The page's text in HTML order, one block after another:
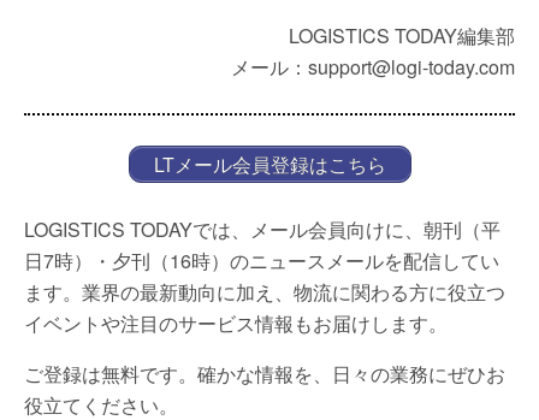
LOGISTICS TODAY編集部
メール：support@logi-today.com
LTメール会員登録はこちら
LOGISTICS TODAYでは、メール会員向けに、朝刊（平
日7時）・夕刊（16時）のニュースメールを配信してい
ます。業界の最新動向に加え、物流に関わる方に役立つ
イベントや注目のサービス情報もお届けします。
ご登録は無料です。確かな情報を、日々の業務にぜひお
役立てください。